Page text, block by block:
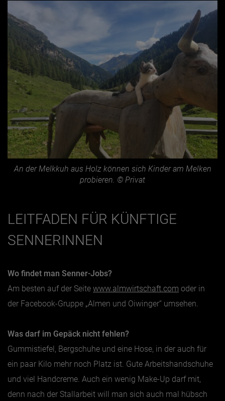
An der Melkkuh aus Holz können sich Kinder am Melken
probieren. © Privat
LEITFADEN FÜR KÜNFTIGE
SENNERINNEN
Wo findet man Senner-Jobs?
Am besten auf der Seite www.almwirtschaft.com oder in
der Facebook-Gruppe „Almen und Oiwinger“ umsehen.
Was darf im Gepäck nicht fehlen?
Gummistiefel, Bergschuhe und eine Hose, in der auch für
ein paar Kilo mehr noch Platz ist. Gute Arbeitshandschuhe
und viel Handcreme. Auch ein wenig Make-Up darf mit,
denn nach der Stallarbeit will man sich auch mal hübsch